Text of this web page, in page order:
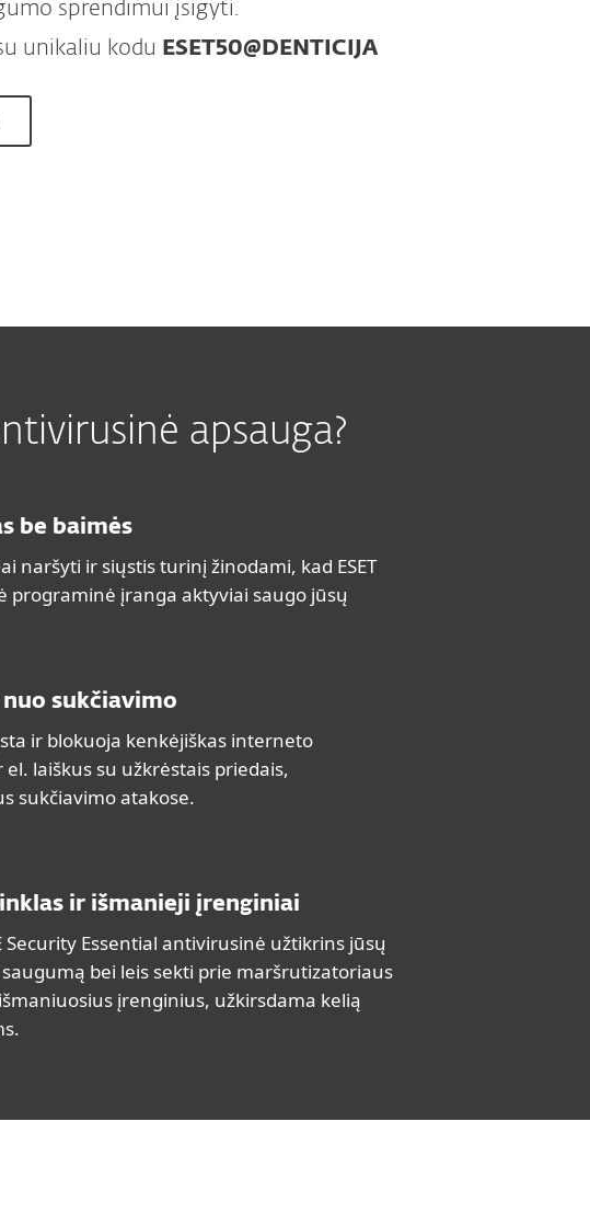
sprendimui įsigyti.
unikaliu kodu ESET50@DENTICIJA
apsauga?
be baimės
naršyti ir siųstis turinį žinodami, kad ESET
programinė įranga aktyviai saugo jūsų
nuo sukčiavimo
ir blokuoja kenkėjiškas interneto
el. laiškus su užkrėstais priedais,
sukčiavimo atakose.
ir išmanieji įrenginiai
Security Essential antivirusinė užtikrins jūsų
bei leis sekti prie maršrutizatoriaus
įrenginius, užkirsdama kelią